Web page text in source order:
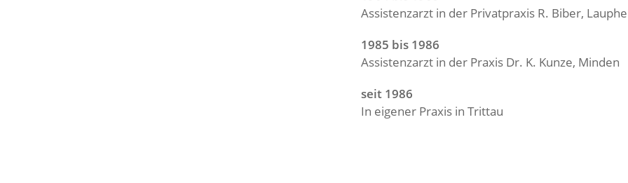
Assistenzarzt in der Privatpraxis R. Biber,
1985 bis 1986
Assistenzarzt in der Praxis Dr. K. Kunze, Minden
seit 1986
In eigener Praxis in Trittau